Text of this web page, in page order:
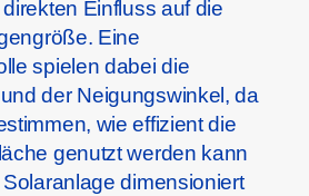
Einfluss auf die
Eine
spielen dabei die
der Neigungswinkel, da
wie effizient die
genutzt werden kann
dimensioniert